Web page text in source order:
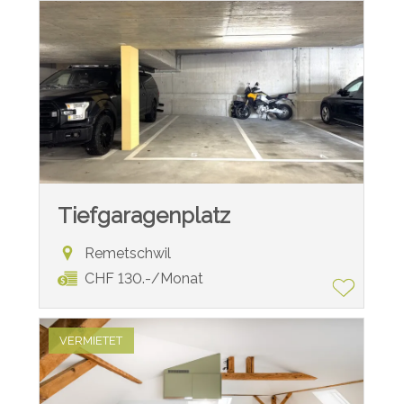
Tiefgaragenplatz
Remetschwil
CHF 130.-/Monat
VERMIETET